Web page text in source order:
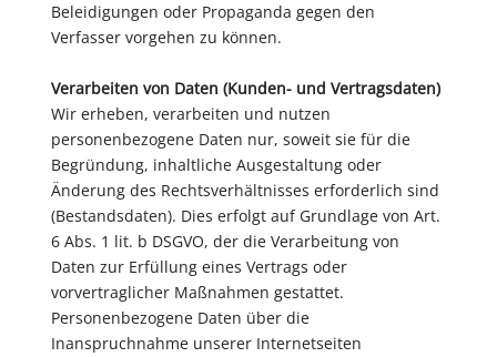
Beleidigungen oder Propaganda gegen den
Verfasser vorgehen zu können.
Verarbeiten von Daten (Kunden- und Vertragsdaten)
Wir erheben, verarbeiten und nutzen
personenbezogene Daten nur, soweit sie für die
Begründung, inhaltliche Ausgestaltung oder
Änderung des Rechtsverhältnisses erforderlich sind
(Bestandsdaten). Dies erfolgt auf Grundlage von Art.
6 Abs. 1 lit. b DSGVO, der die Verarbeitung von
Daten zur Erfüllung eines Vertrags oder
vorvertraglicher Maßnahmen gestattet.
Personenbezogene Daten über die
Inanspruchnahme unserer Internetseiten